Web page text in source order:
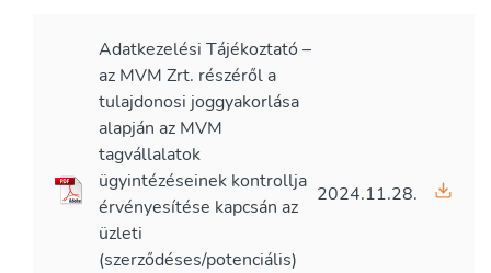
Adatkezelési Tájékoztató –
az MVM Zrt. részéről a
tulajdonosi joggyakorlása
alapján az MVM
tagvállalatok
ügyintézéseinek kontrollja
érvényesítése kapcsán az
üzleti
(szerződéses/potenciális)
2024.11.28.